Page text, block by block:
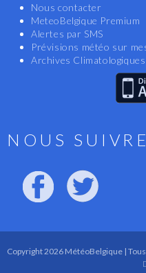
Nous contacter
MeteoBelgique Premium
Alertes par SMS
Prévisions météo sur
Archives Climatologiques
NOUS SUIVRE
Copyright 2026 MétéoBelgique |